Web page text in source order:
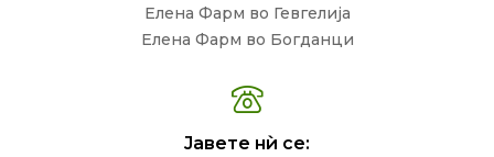
Елена Фарм во Гевгелија
Елена Фарм во Богданци
Јавете нѝ се: